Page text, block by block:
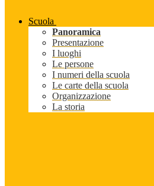
Scuola
Panoramica
Presentazione
I luoghi
Le persone
I numeri della scuola
Le carte della scuola
Organizzazione
La storia